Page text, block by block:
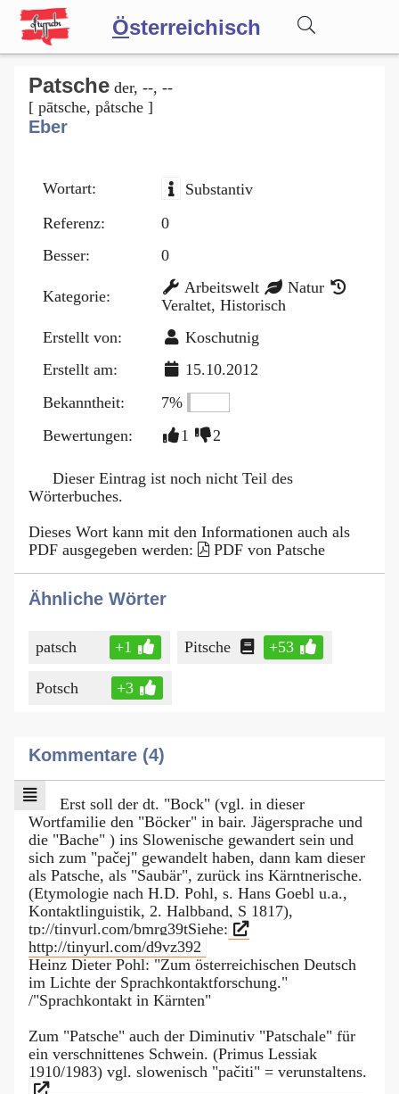
Österreichisch
Wörterbuch
Forum
Blog
Patsche der, --, --
[ pātsche, påtsche ]
Eber
Wortart:
Substantiv
Referenz:
0
Besser:
0
Kategorie: Arbeitswelt
Natur
Veraltet, Historisch
Erstellt von:
Koschutnig
Erstellt am:
15.10.2012
Bekanntheit:
7%
Bewertungen:
1 2
Dieser Eintrag ist noch nicht Teil des
Wörterbuches.
Dieses Wort kann mit den Informationen auch als
PDF ausgegeben werden:
PDF von Patsche
Ähnliche Wörter
patsch +1 Pitsche +53
Potsch +3
Kommentare (4)
Erst soll der dt. "Bock" (vgl. in dieser
Wortfamilie den "Böcker" in bair. Jägersprache und
die "Bache" ) ins Slowenische gewandert sein und
sich zum "pačej" gewandelt haben, dann kam dieser
als Patsche, als "Saubär", zurück ins Kärntnerische.
(Etymologie nach H.D. Pohl, s. Hans Goebl u.a.,
Kontaktlinguistik, 2. Halbband, S 1817),
tp://tinyurl.com/bmrg39tSiehe:
http://tinyurl.com/d9vz392
Heinz Dieter Pohl: "Zum österreichischen Deutsch
im Lichte der Sprachkontaktforschung."
/"Sprachkontakt in Kärnten"
Zum "Patsche" auch der Diminutiv "Patschale" für
ein verschnittenes Schwein. (Primus Lessiak
1910/1983) vgl. slowenisch "pačiti" = verunstaltens.